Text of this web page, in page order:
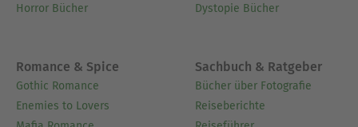
Horror Bücher
Dystopie Bücher
Romance & Spice
Gothic Romance
Enemies to Lovers
Sachbuch & Ratgeber
Bücher über Fotografie
Reiseberichte